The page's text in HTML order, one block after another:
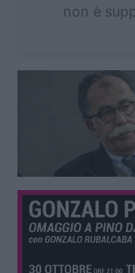
non è